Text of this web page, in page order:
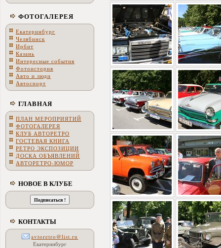
ФОТОГАЛЕРЕЯ
Екатеринбург
Челябинск
Ирбит
Казань
Интересные события
Фотоистория
Авто и люди
Автоспорт
ГЛАВНАЯ
ПЛАН МЕРОПРИЯТИЙ
ФОТОГАЛЕРЕЯ
КЛУБ АВТОРЕТРО
ГОСТЕВАЯ КНИГА
РЕТРО ЭКСПОЗИЦИИ
ДОСКА ОБЪЯВЛЕНИЙ
АВТОРЕТРО-ЮМОР
НОВОЕ В КЛУБЕ
КОНТАКТЫ
avtoretro@list.ru
Екатеринбург